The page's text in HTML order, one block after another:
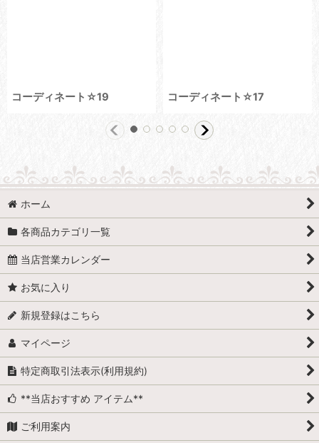
コーディネート☆19 コーディネート☆17
ホーム
各商品カテゴリ一覧
当店営業カレンダー
お気に入り
新規登録はこちら
マイページ
特定商取引法表示(利用規約)
**当店おすすめ アイテム**
ご利用案内